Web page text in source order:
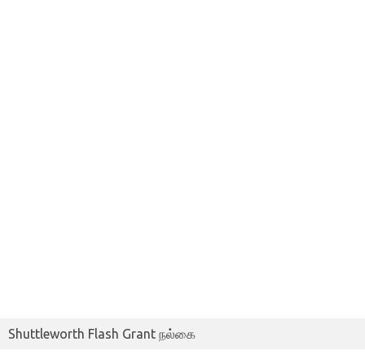
Shuttleworth Flash Grant நல்கை